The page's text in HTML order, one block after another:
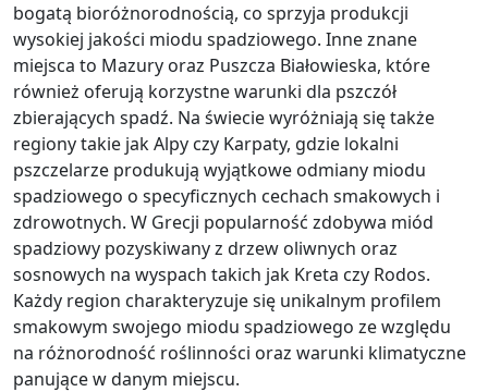
bogatą bioróżnorodnością, co sprzyja produkcji
wysokiej jakości miodu spadziowego. Inne znane
miejsca to Mazury oraz Puszcza Białowieska, które
również oferują korzystne warunki dla pszczół
zbierających spadź. Na świecie wyróżniają się także
regiony takie jak Alpy czy Karpaty, gdzie lokalni
pszczelarze produkują wyjątkowe odmiany miodu
spadziowego o specyficznych cechach smakowych i
zdrowotnych. W Grecji popularność zdobywa miód
spadziowy pozyskiwany z drzew oliwnych oraz
sosnowych na wyspach takich jak Kreta czy Rodos.
Każdy region charakteryzuje się unikalnym profilem
smakowym swojego miodu spadziowego ze względu
na różnorodność roślinności oraz warunki klimatyczne
panujące w danym miejscu.